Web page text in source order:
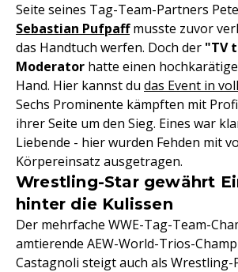
Seite seines Tag-Team-Partners
Sebastian Pufpaffmusste zuvor
das Handtuch werfen. Doch der "TV
Moderator hatte einen
Hand. Hier kannst du das Event in
Sechs Prominente kämpften mit
ihrer Seite um den Sieg. Eines war
Liebende - hier wurden Fehden mit
Körpereinsatz ausgetragen.
Wrestling-Star gewährt
hinter die Kulissen
Der mehrfache WWE-Tag-Team-
amtierende AEW-World-Trios-
Castagnoli steigt auch als Wrestling-